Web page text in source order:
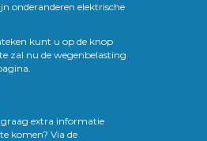
onderanderen elektrische
kunt u op de knop
zal nu de wegenbelasting
extra informatie
komen? Via de